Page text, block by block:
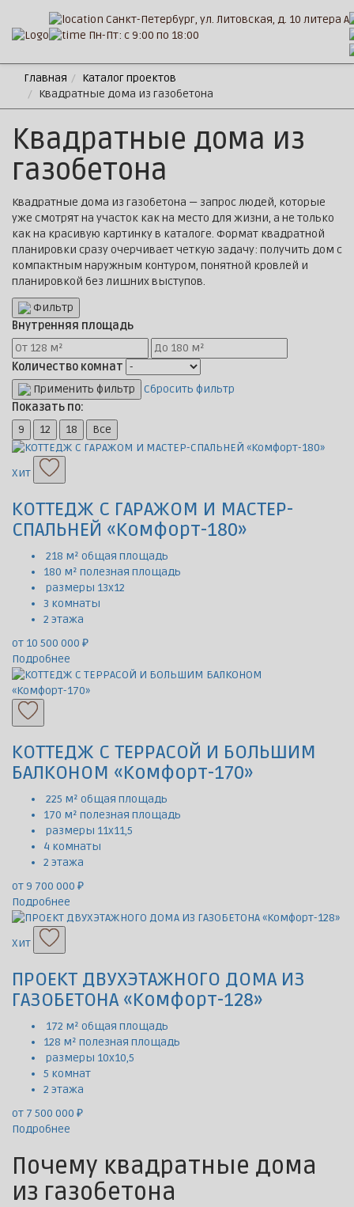
Санкт-Петербург, ул. Литовская, д. 10 литера А
Пн-Пт: с 9:00 по 18:00
Главная
Каталог проектов
Квадратные дома из газобетона
Квадратные дома из
газобетона
Квадратные дома из газобетона — запрос людей, которые
уже смотрят на участок как на место для жизни, а не только
как на красивую картинку в каталоге. Формат квадратной
планировки сразу очерчивает четкую задачу: получить дом с
компактным наружным контуром, понятной кровлей и
планировкой без лишних выступов.
Фильтр
Внутренняя площадь
Количество комнат
Применить фильтр
Сбросить фильтр
Показать по:
9
12 18 Все
Хит
КОТТЕДЖ С ГАРАЖОМ И МАСТЕР-
СПАЛЬНЕЙ «Комфорт-180»
218 м² общая площадь
180 м² полезная площадь
размеры 13х12
3 комнаты
2 этажа
от 10 500 000 ₽
Подробнее
КОТТЕДЖ С ТЕРРАСОЙ И БОЛЬШИМ
БАЛКОНОМ «Комфорт-170»
225 м² общая площадь
170 м² полезная площадь
размеры 11х11,5
4 комнаты
2 этажа
от 9 700 000 ₽
Подробнее
Хит
ПРОЕКТ ДВУХЭТАЖНОГО ДОМА ИЗ
ГАЗОБЕТОНА «Комфорт-128»
172 м² общая площадь
128 м² полезная площадь
размеры 10х10,5
5 комнат
2 этажа
от 7 500 000 ₽
Подробнее
Почему квадратные дома
из газобетона